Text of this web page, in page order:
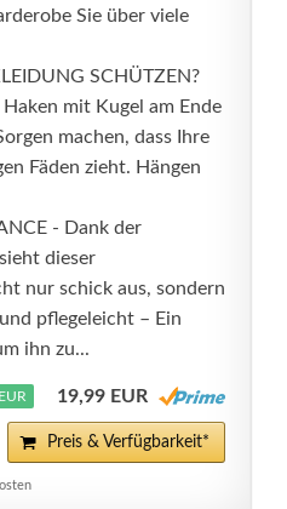
Sie über viele
SCHÜTZEN?
mit Kugel am Ende
machen, dass Ihre
Fäden zieht. Hängen
- Dank der
dieser
nur schick aus, sondern
pflegeleicht – Ein
ihn zu...
19,99 EUR
Preis & Verfügbarkeit*